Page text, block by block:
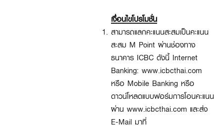
เงื่อนไขโปรโมชั่น
สามารถแลกคะแนนสะสมเป็นคะแนน
สะสม M Point ผ่านช่องทาง
ธนาคาร ICBC ดังนี้ Internet
Banking: www.icbcthai.com
หรือ Mobile Banking หรือ
ดาวน์โหลดแบบฟอร์มการโอนคะแนน
ผ่าน www.icbcthai.com และส่ง
E-Mail มาที่